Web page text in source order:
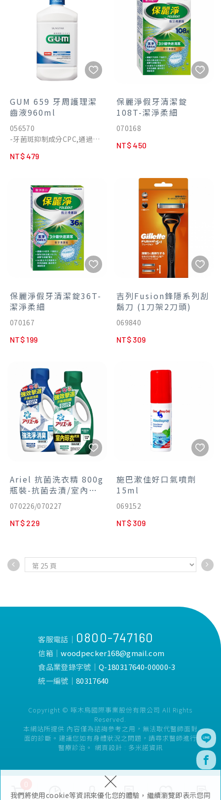
我們將使用cookie等資訊來優化您的體驗，繼續瀏覽即表示您同
×
4. 平滑刷毛有助提供舒適刷牙
體驗及去除齒垢功能，提供滑
順的拋光體驗
5. 透明刷柄採用環境友善的可
再生生物基質塑膠，包裝用
FSC認證紙張
6. 時尚女性最喜愛的高質感外
色調
GUM 659 牙周護理潔
齒液960ml
056570
-牙菌斑抑制成分CPC,通過潔
齒和牙齦表面發揮持續效用,配
-溫和不刺激的草本薄荷口味,
使用後的口感也能持續保持清
NT$ 479
保麗淨假牙清潔錠
108T-潔淨柔細
070168
NT$ 450
保麗淨假牙清潔錠36T-
潔淨柔細
070167
NT$ 199
吉列Fusion鋒隱系列刮
鬍刀 (1刀架2刀頭)
069840
NT$ 309
Ariel 抗菌洗衣精 800g
瓶裝-抗菌去漬/室內晾
衣
070226/070227
NT$ 229
施巴漱佳好口氣噴劑
15ml
069152
NT$ 309
客服電話│ 0800-747160
信箱│woodpecker168@gmail.com
食品業登錄字號│Q-180317640-00000-3
統一編號│80317640
Copyright © 啄木鳥國際事業股份有限公司 All Rights
Reserved.
本網站所提供 內容僅為諮詢參考之用，無法取代醫師面對
面的診斷。建議您如有身體狀況之問題，請尋求醫師進行
醫療診治。 網頁設計 : 多米諾資訊
0